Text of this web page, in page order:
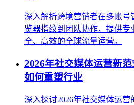
深入解析跨境营销者在多账号
览器指纹到团队协作，提供专
全、高效的全球流量运营。
2026年社交媒体运营新
如何重塑行业
深入探讨2026年社交媒体运